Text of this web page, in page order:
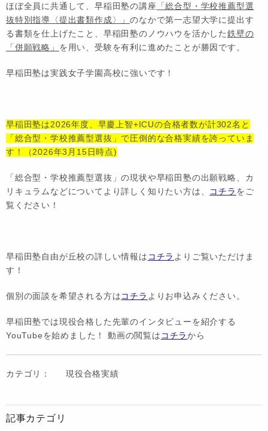
ほぼ全員に共通して、早稲田塾の講座
「総合型・学校推薦型選
抜特別指導〈提出書類作成〉」のなかで第一志望大学に提出す
る書類を仕上げたこと、早稲田塾のノウハウを活かした鉄壁の
「併願戦略」 を用い、受験を有利に進めたことが勝因です。
早稲田塾は実践女子学園高校に強いです！
早稲田塾は2026年度、早慶上智+ICUの合格者数が計302名と
「総合型・学校推薦型選抜」で圧倒的な合格実績を誇っていま
す！（2026年3月15日時点)
「総合型・学校推薦型選抜」の現状や早稲田塾の出願戦略、カ
リキュラムなどについてより詳しく知りたい方は、 コチラ をご
覧ください！
早稲田塾自由が丘校の詳しい情報は コチラ よりご覧いただけま
す！
個別の面談を希望される方はコチラ よりお申込みください。
早稲田塾では現役合格した先輩のインタビューを紹介する
YouTubeを始めました！ 動画の閲覧は コチラから
カテゴリ： 現役合格実績
記事カテゴリ